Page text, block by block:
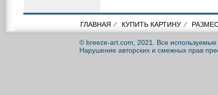
ГЛАВНАЯ ⁄ КУПИТЬ КАРТИНУ⁄
© breeze-art.com, 2021. Все
Нарушение авторских и смежных прав